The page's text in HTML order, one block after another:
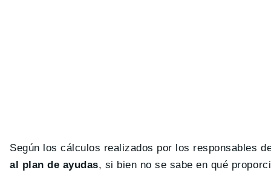
Según los cálculos realizados por los responsables
al plan de ayudas, si bien no se sabe en qué